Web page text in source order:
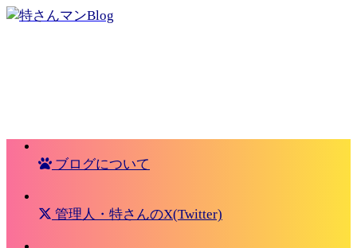
ブログについて
管理人・特さんのX(Twitter)